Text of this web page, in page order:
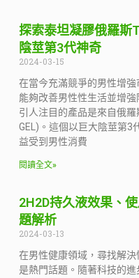
探索泰坦凝膠俄羅斯
陰莖第3代神奇
2024-03-15
在當今充滿競爭的男性增
能夠改善男性性生活並增
引人注目的產品是來自俄
GEL)。這個以巨大陰莖第3
益受到男性消費
閱讀全文»
2H2D持久液效果、
題解析
2024-03-13
在男性健康領域，尋找解
是熱門話題。隨著科技的